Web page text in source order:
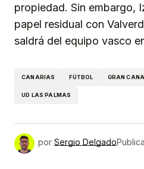
propiedad. Sin embargo,
papel residual con
saldrá del equipo vasco
CANARIAS FÚTBOL GRAN
UD LAS PALMAS
por Sergio Delgado